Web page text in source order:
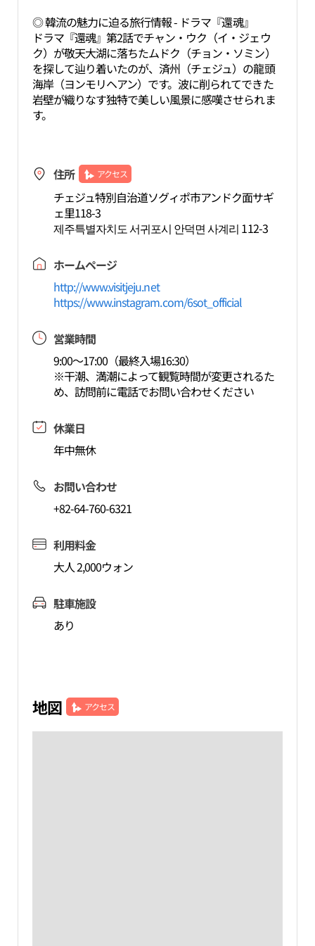
◎ 韓流の魅力に迫る旅行情報 - ドラマ『還魂』
ドラマ『還魂』第2話でチャン・ウク（イ・ジェウ
ク）が敬天大湖に落ちたムドク（チョン・ソミン）
を探して辿り着いたのが、済州（チェジュ）の龍頭
海岸（ヨンモリヘアン）です。波に削られてできた
岩壁が織りなす独特で美しい風景に感嘆させられま
す。
住所 アクセス
チェジュ特別自治道ソグィポ市アンドク面サギ
ェ里118-3
제주특별자치도 서귀포시 안덕면 사계리 112-3
ホームページ
http://www.visitjeju.net
https://www.instagram.com/6sot_official
営業時間
9:00～17:00（最終入場16:30）
※干潮、満潮によって観覧時間が変更されるた
め、訪問前に電話でお問い合わせください
休業日
年中無休
お問い合わせ
+82-64-760-6321
利用料金
大人 2,000ウォン
駐車施設
あり
地図 アクセス